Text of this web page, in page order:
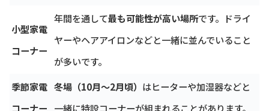
小型家電
コーナー
年間を通して最も可能性が高い場所です。ドライ
ヤーやヘアアイロンなどと一緒に並んでいること
が多いです。
季節家電
コーナー
冬場（10月～2月頃） はヒーターや加湿器などと
一緒に特設コーナーが組まれることがあります。